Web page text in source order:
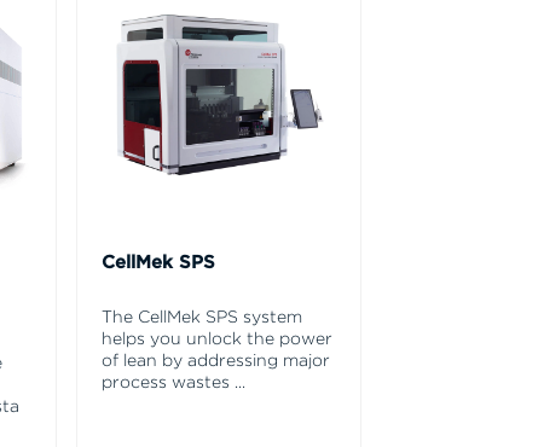
CellMek SPS
The CellMek SPS system
helps you unlock the power
of lean by addressing major
process wastes ...